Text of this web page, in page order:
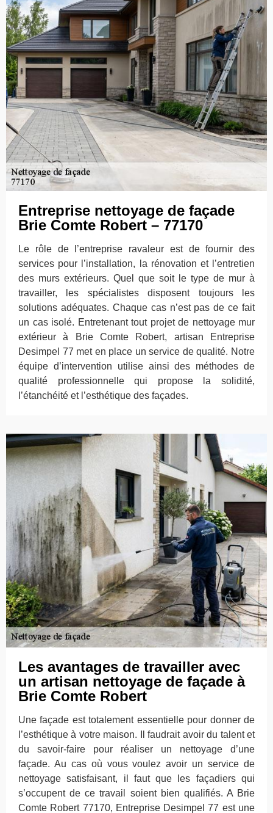
Entreprise nettoyage de façade
Brie Comte Robert – 77170
Le rôle de l’entreprise ravaleur est de fournir des
services pour l’installation, la rénovation et l’entretien
des murs extérieurs. Quel que soit le type de mur à
travailler, les spécialistes disposent toujours les
solutions adéquates. Chaque cas n’est pas de ce fait
un cas isolé. Entretenant tout projet de nettoyage mur
extérieur à Brie Comte Robert, artisan Entreprise
Desimpel 77 met en place un service de qualité. Notre
équipe d’intervention utilise ainsi des méthodes de
qualité professionnelle qui propose la solidité,
l’étanchéité et l’esthétique des façades.
Les avantages de travailler avec
un artisan nettoyage de façade à
Brie Comte Robert
Une façade est totalement essentielle pour donner de
l’esthétique à votre maison. Il faudrait avoir du talent et
du savoir-faire pour réaliser un nettoyage d’une
façade. Au cas où vous voulez avoir un service de
nettoyage satisfaisant, il faut que les façadiers qui
s’occupent de ce travail soient bien qualifiés. A Brie
Comte Robert 77170, Entreprise Desimpel 77 est une